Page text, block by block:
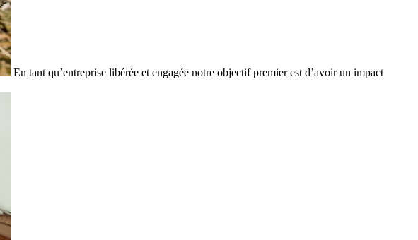
En tant qu’entreprise libérée et engagée notre objectif premier est d’avoir un impact